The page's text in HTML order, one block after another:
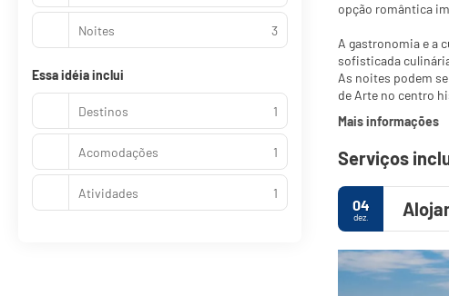
opção romântica
A gastronomia e a
sofisticada
As noites podem
de Arte no centro
Mais informações
Serviços
04
dez.
Noites 3
Essa idéia inclui
Destinos 1
Acomodações 1
Atividades 1